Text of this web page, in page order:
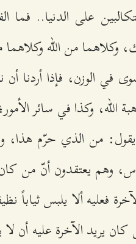
على الدنيا.. فما
من الله
في الوزن، فإذا أردنا
الله، وكذا في سائر
من الذي حرّم هذا،
وهم يعتقدون أنّ من كان
فعليه ألا يلبس ثياباً
يريد الآخرة عليه أن